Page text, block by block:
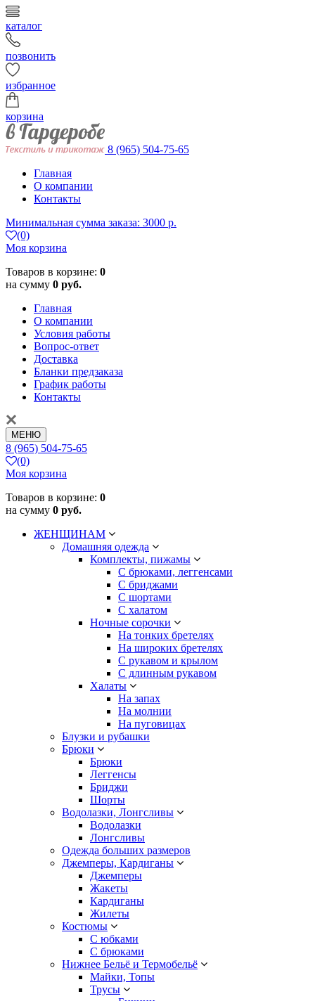
каталог
позвонить
избранное
корзина
8 (965) 504-75-65
Главная
О компании
Контакты
Минимальная сумма заказа: 3000 р.
(0)
Моя корзина
Товаров в корзине: 0
на сумму 0 руб.
Главная
О компании
Условия работы
Вопрос-ответ
Доставка
Бланки предзаказа
График работы
Контакты
МЕНЮ
8 (965) 504-75-65
(0)
Моя корзина
Товаров в корзине: 0
на сумму 0 руб.
ЖЕНЩИНАМ
Домашняя одежда
Комплекты, пижамы
С брюками, леггенсами
С бриджами
С шортами
С халатом
Ночные сорочки
На тонких бретелях
На широких бретелях
С рукавом и крылом
С длинным рукавом
Халаты
На запах
На молнии
На пуговицах
Блузки и рубашки
Брюки
Брюки
Леггенсы
Бриджи
Шорты
Водолазки, Лонгсливы
Водолазки
Лонгсливы
Одежда больших размеров
Джемперы, Кардиганы
Джемперы
Жакеты
Кардиганы
Жилеты
Костюмы
С юбками
С брюками
Нижнее Бельё и Термобельё
Майки, Топы
Трусы